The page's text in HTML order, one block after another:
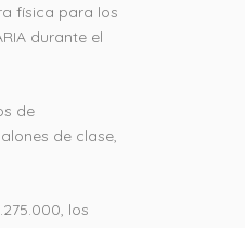
física para los
durante el
de
de clase,
los